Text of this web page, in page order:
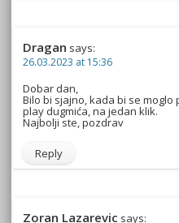
Dragan says:
26.03.2023 at 15:36
Dobar dan,
Bilo bi sjajno, kada bi se moglo
play dugmića, na jedan klik.
Najbolji ste, pozdrav
Reply
Zoran Lazarevic says: